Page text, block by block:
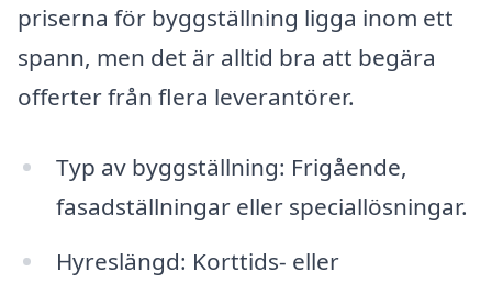
priserna för byggställning ligga inom ett
spann, men det är alltid bra att begära
offerter från flera leverantörer.
Typ av byggställning: Frigående,
fasadställningar eller speciallösningar.
Hyreslängd: Korttids- eller